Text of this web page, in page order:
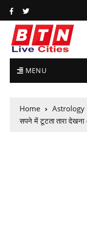
MENU
Home
Astrology
सपने में टूटता तारा देखना